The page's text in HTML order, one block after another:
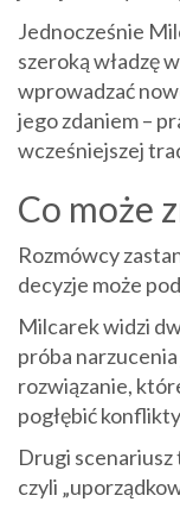
Jednocześnie
szeroką władzę
wprowadzać
jego zdaniem –
wcześniejszej
Co może
Rozmówcy
decyzje może
Milcarek widzi
próba
rozwiązanie,
pogłębić
Drugi
czyli